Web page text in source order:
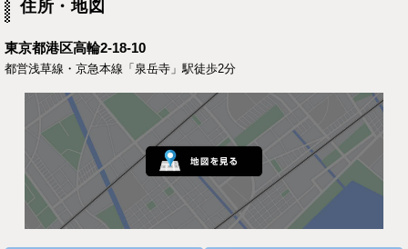
住所・地図
東京都港区高輪2-18-10
都営浅草線・京急本線「泉岳寺」駅徒歩2分